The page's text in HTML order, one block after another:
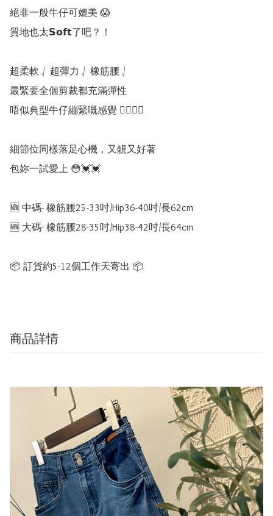
絕非一般牛仔可媲美 😱
質地也太𝗦𝗼𝗳𝘁了吧？！
超柔軟 ⎷ 超彈力 ⎷ 橡筋腰 ⎷
最緊要全個剪裁都充滿彈性
唔似典型牛仔繃緊嘅感覺 👍🏻👍🏻
細節位同樣落足心機，又靚又好著
包妳一試愛上 😳💓💓
🆕 中碼- 橡筋腰25-33吋/Hip36-40吋/長62cm
🆕 大碼- 橡筋腰28-35吋/Hip38-42吋/長64cm
📦 訂貨約5-12個工作天寄出 📦
商品詳情